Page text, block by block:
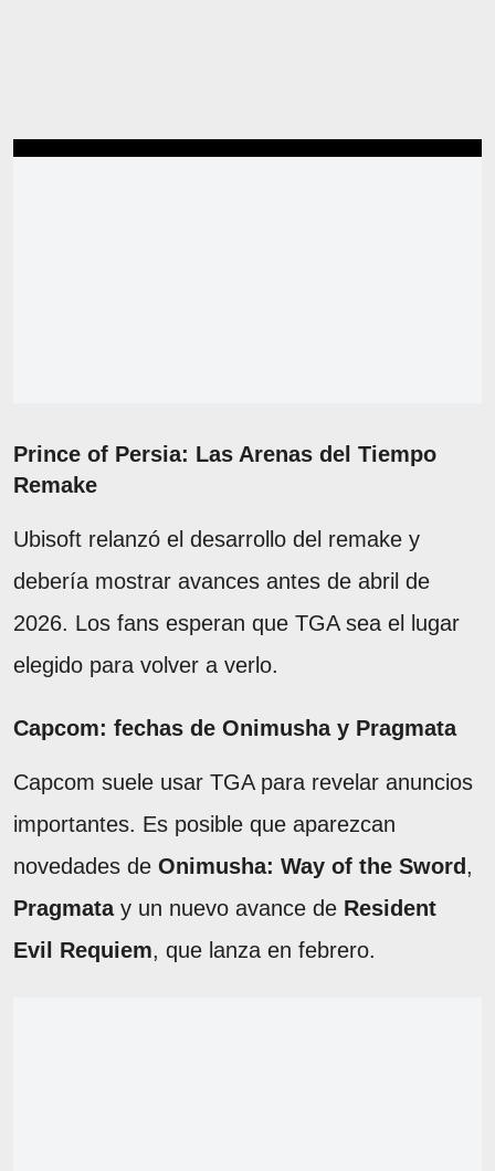
Prince of Persia: Las Arenas del Tiempo
Remake
Ubisoft relanzó el desarrollo del remake y
debería mostrar avances antes de abril de
2026. Los fans esperan que TGA sea el lugar
elegido para volver a verlo.
Capcom: fechas de Onimusha y Pragmata
Capcom suele usar TGA para revelar anuncios
importantes. Es posible que aparezcan
novedades de Onimusha: Way of the Sword ,
Pragmatay un nuevo avance de Resident
Evil Requiem, que lanza en febrero.